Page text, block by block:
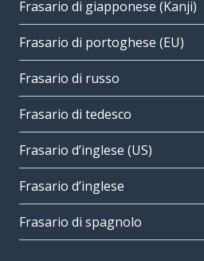
Frasario di giapponese (Kanji)
Frasario di portoghese (EU)
Frasario di russo
Frasario di tedesco
Frasario d’inglese (US)
Frasario d’inglese
Frasario di spagnolo